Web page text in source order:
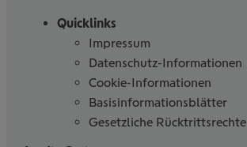
Quicklinks
Impressum
Datenschutz-Informationen
Cookie-Informationen
Basisinformationsblätter
Gesetzliche Rücktrittsrechte